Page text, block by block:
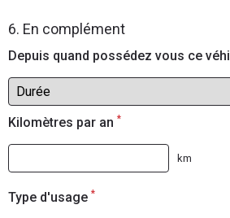
6. En complément
Depuis quand possédez vous ce
Kilomètres par an *
km
Type d'usage *